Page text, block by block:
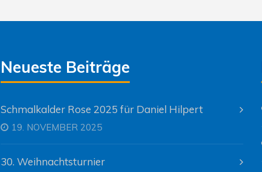
Neueste Beiträge
Schmalkalder Rose 2025 für Daniel Hilpert
19. NOVEMBER 2025
30. Weihnachtsturnier